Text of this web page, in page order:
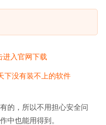
进入官网下载
的，所以不用担心安全问
中也能用得到。